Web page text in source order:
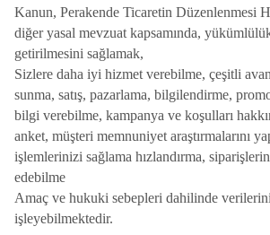
Kanun, Perakende Ticaretin Düzenlenmesi
diğer yasal mevzuat kapsamında,
getirilmesini sağlamak,
Sizlere daha iyi hizmet verebilme, çeşitli
sunma, satış, pazarlama, bilgilendirme,
bilgi verebilme, kampanya ve koşulları
anket, müşteri memnuniyet araştırmalarını
işlemlerinizi sağlama hızlandırma,
edebilme
Amaç ve hukuki sebepleri dahilinde
işleyebilmektedir.